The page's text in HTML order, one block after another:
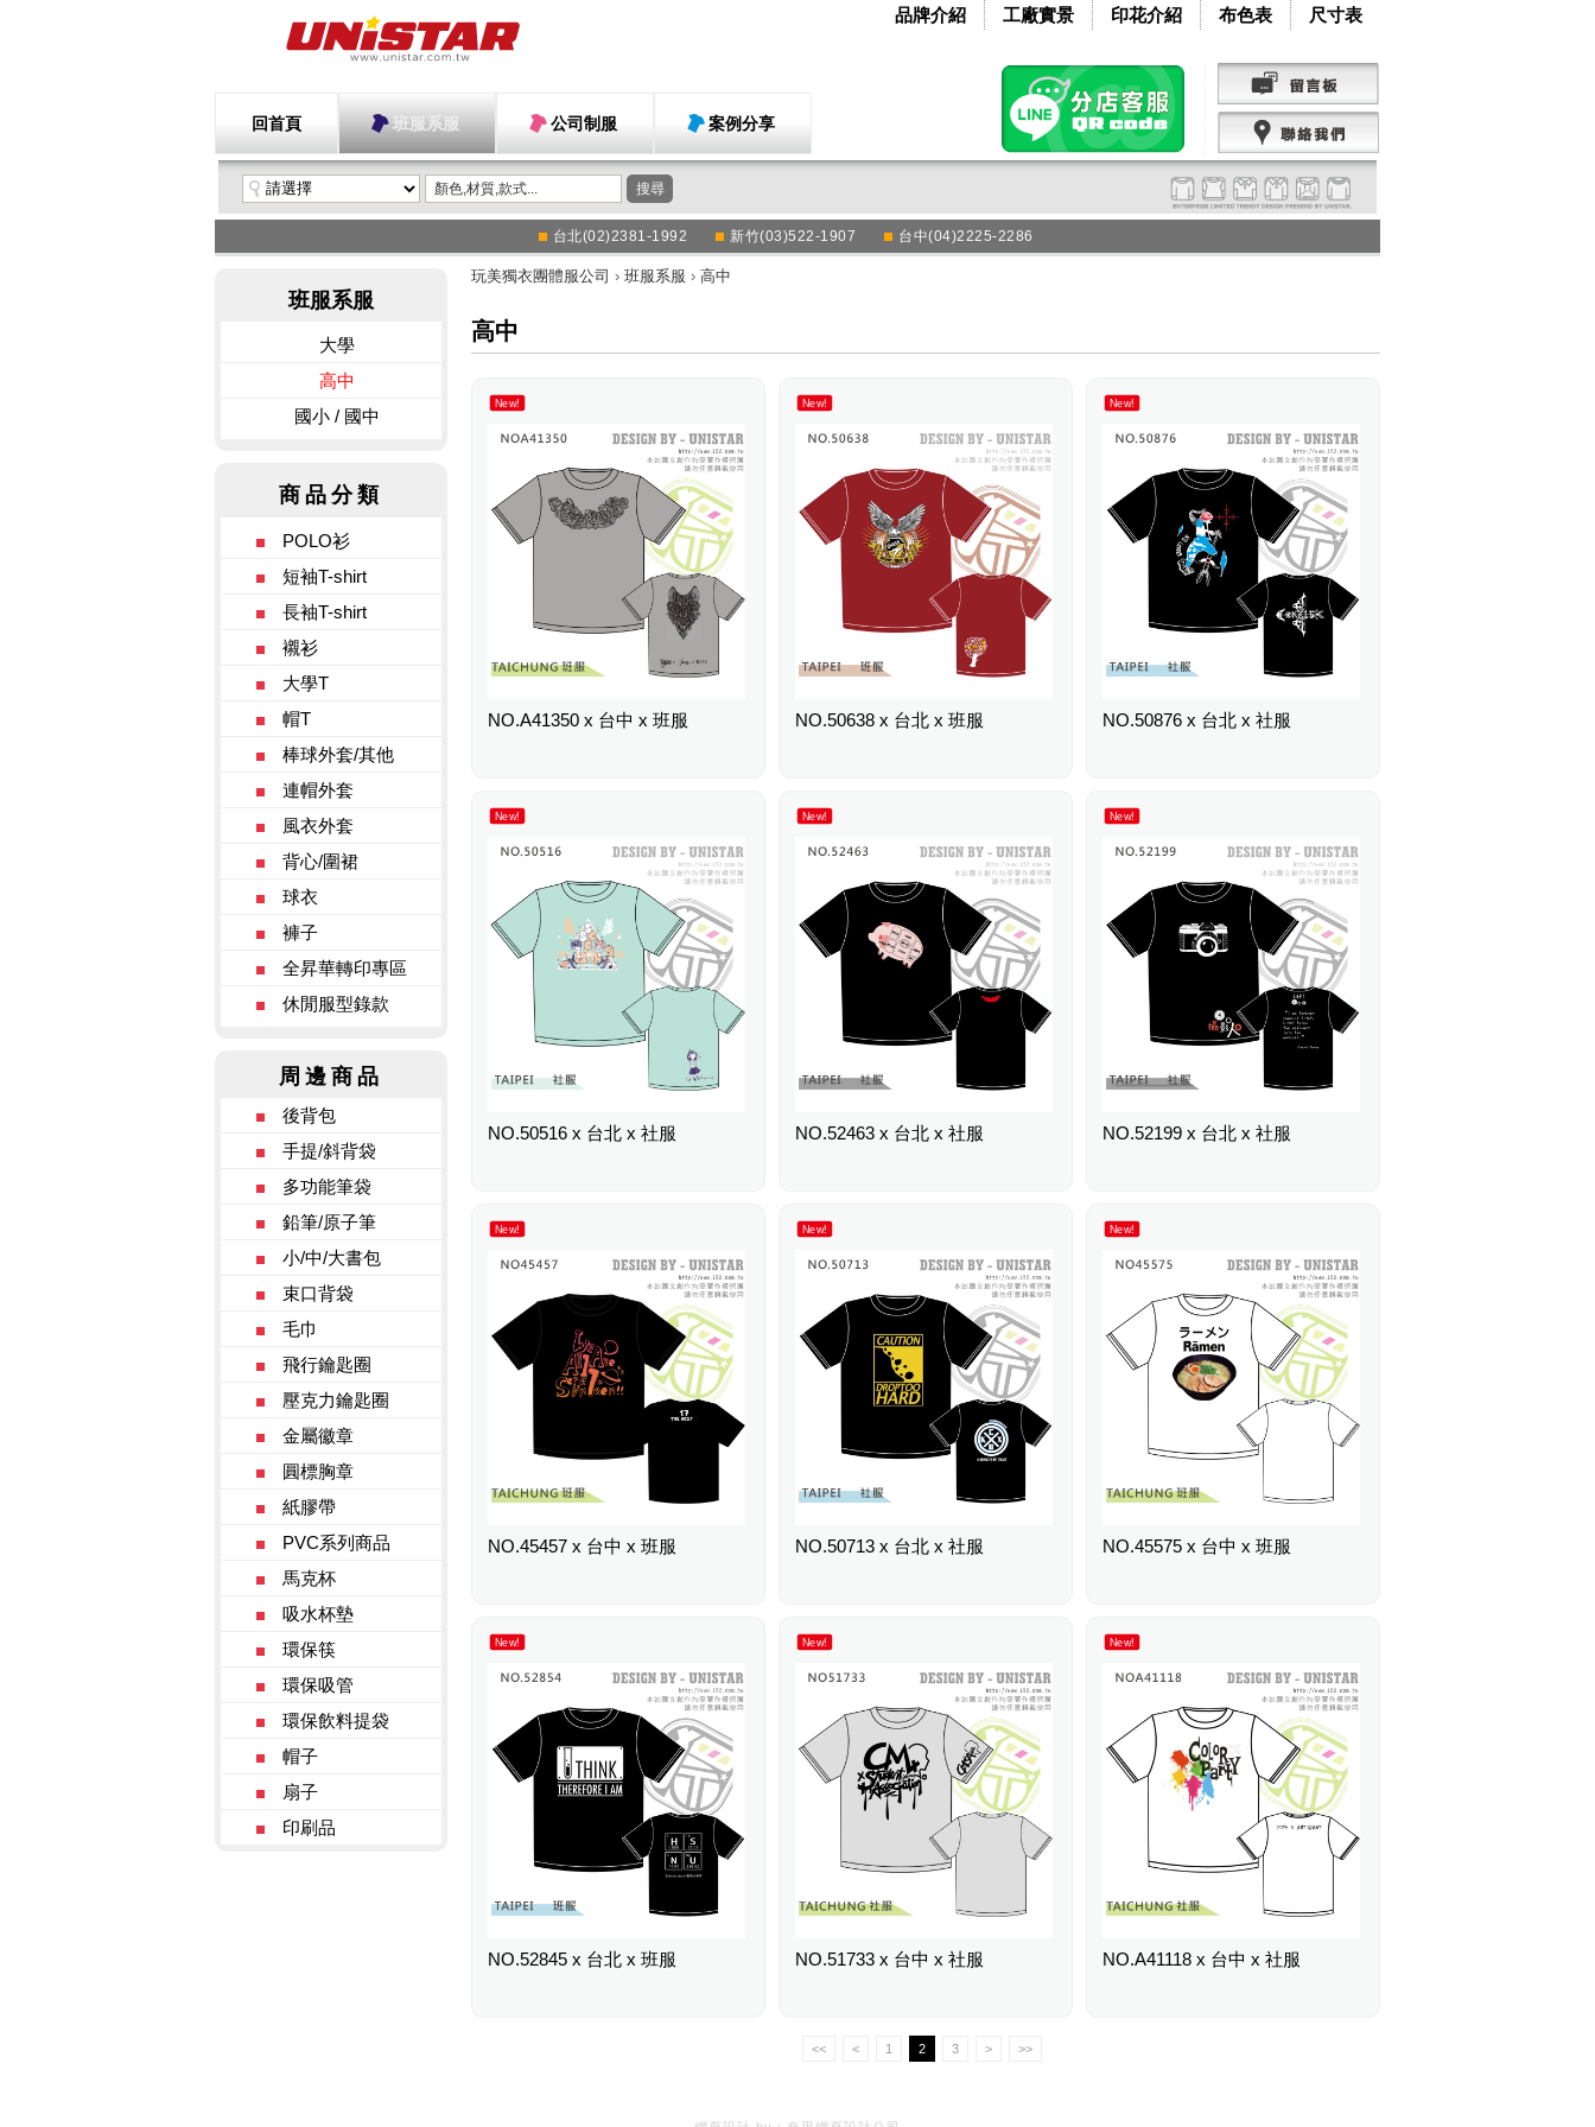
尺寸表
布色表
印花介紹
工廠實景
品牌介紹
回首頁 班服系服 公司制服 案例分享
搜尋
台北(02)2381-1992 新竹(03)522-1907 台中(04)2225-2286
班服系服
大學
高中
國小 / 國中
POLO衫
短袖T-shirt
長袖T-shirt
襯衫
大學T
帽T
棒球外套/其他
連帽外套
風衣外套
背心/圍裙
球衣
褲子
全昇華轉印專區
休閒服型錄款
周邊商品
後背包
手提/斜背袋
多功能筆袋
鉛筆/原子筆
小/中/大書包
束口背袋
毛巾
飛行鑰匙圈
壓克力鑰匙圈
金屬徽章
圓標胸章
紙膠帶
PVC系列商品
馬克杯
吸水杯墊
環保筷
環保吸管
環保飲料提袋
帽子
扇子
印刷品
玩美獨衣團體服公司 ›班服系服 ›高中
高中
New!
NO.A41350 x 台中 x 班服
New!
NO.50638 x 台北 x 班服
New!
NO.50876 x 台北 x 社服
New!
NO.50516 x 台北 x 社服
New!
NO.52463 x 台北 x 社服
New!
NO.52199 x 台北 x 社服
New!
NO.45457 x 台中 x 班服
New!
NO.50713 x 台北 x 社服
New!
NO.45575 x 台中 x 班服
New!
NO.52845 x 台北 x 班服
New!
NO.51733 x 台中 x 社服
New!
NO.A41118 x 台中 x 社服
<< < 1 2 3 > >>